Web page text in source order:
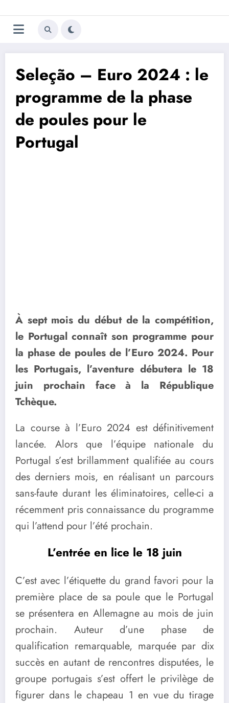
au
contenu
Trivela
L'actualité du football
Seleção – Euro 2024 : le
programme de la phase
de poules pour le
Portugal
À sept mois du début de la compétition,
le Portugal connaît son programme pour
la phase de poules de l’Euro 2024. Pour
les Portugais, l’aventure débutera le 18
juin prochain face à la République
Tchèque.
La course à l’Euro 2024 est définitivement
lancée. Alors que l’équipe nationale du
Portugal s’est brillamment qualifiée au cours
des derniers mois, en réalisant un parcours
sans-faute durant les éliminatoires, celle-ci a
récemment pris connaissance du programme
qui l’attend pour l’été prochain.
L’entrée en lice le 18 juin
C’est avec l’étiquette du grand favori pour la
première place de sa poule que le Portugal
se présentera en Allemagne au mois de juin
prochain. Auteur d’une phase de
qualification remarquable, marquée par dix
succès en autant de rencontres disputées, le
groupe portugais s’est offert le privilège de
figurer dans le chapeau 1 en vue du tirage